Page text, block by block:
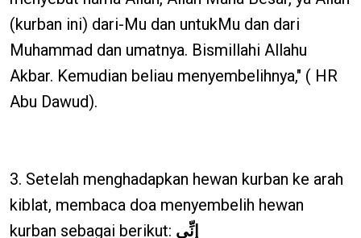
(kurban ini) dari-Mu dan untukMu dan dari
Muhammad dan umatnya. Bismillahi Allahu
Akbar. Kemudian beliau menyembelihnya," ( HR
Abu Dawud).
3. Setelah menghadapkan hewan kurban ke arah
kiblat, membaca doa menyembelih hewan
kurban sebagai berikut: إِنِّي